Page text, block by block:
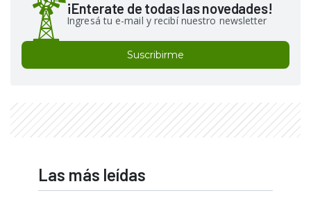
¡Enterate de todas las novedades!
Ingresá tu e-mail y recibí nuestro newsletter
Suscribirme
Las más leídas